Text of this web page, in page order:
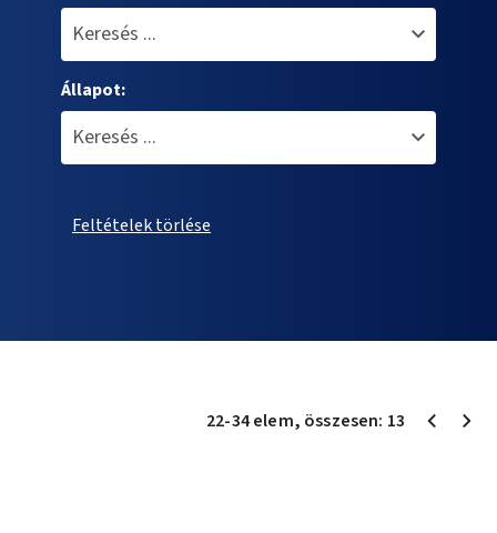
Állapot:
Feltételek törlése
22-34elem, összesen: 13